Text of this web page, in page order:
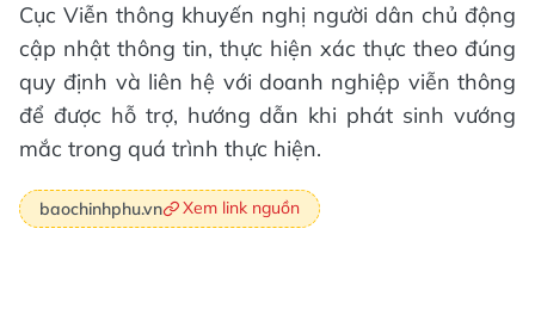
Cục Viễn thông khuyến nghị người dân chủ động
cập nhật thông tin, thực hiện xác thực theo đúng
quy định và liên hệ với doanh nghiệp viễn thông
để được hỗ trợ, hướng dẫn khi phát sinh vướng
mắc trong quá trình thực hiện.
baochinhphu.vn Xem link nguồn